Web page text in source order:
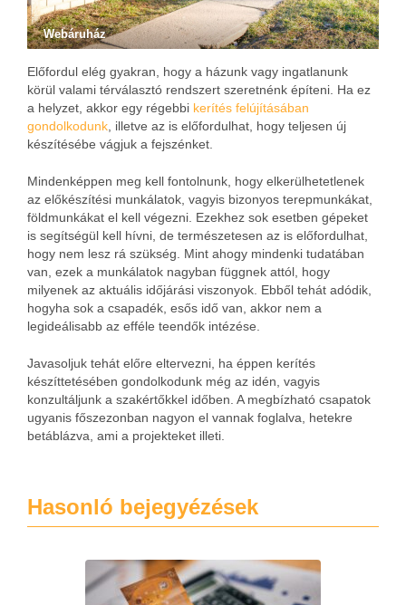
Webáruház
Előfordul elég gyakran, hogy a házunk vagy ingatlanunk
körül valami térválasztó rendszert szeretnénk építeni. Ha ez
a helyzet, akkor egy régebbi kerítés felújításában
gondolkodunk , illetve az is előfordulhat, hogy teljesen új
készítésébe vágjuk a fejszénket.
Mindenképpen meg kell fontolnunk, hogy elkerülhetetlenek
az előkészítési munkálatok, vagyis bizonyos terepmunkákat,
földmunkákat el kell végezni. Ezekhez sok esetben gépeket
is segítségül kell hívni, de természetesen az is előfordulhat,
hogy nem lesz rá szükség. Mint ahogy mindenki tudatában
van, ezek a munkálatok nagyban függnek attól, hogy
milyenek az aktuális időjárási viszonyok. Ebből tehát adódik,
hogyha sok a csapadék, esős idő van, akkor nem a
legideálisabb az efféle teendők intézése.
Javasoljuk tehát előre eltervezni, ha éppen kerítés
készíttetésében gondolkodunk még az idén, vagyis
konzultáljunk a szakértőkkel időben. A megbízható csapatok
ugyanis főszezonban nagyon el vannak foglalva, hetekre
betáblázva, ami a projekteket illeti.
Hasonló bejegyézések